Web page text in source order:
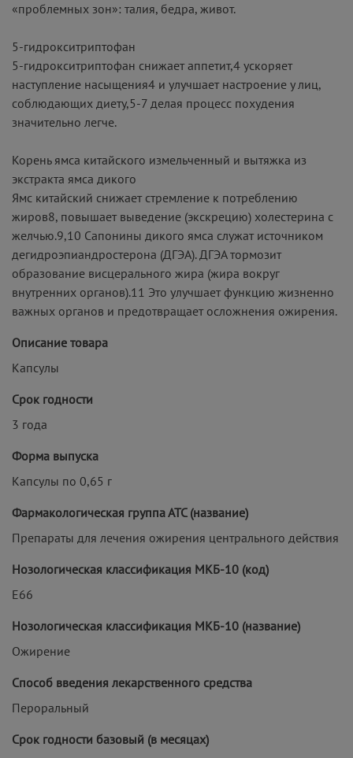
«проблемных зон»: талия, бедра, живот.
5-гидрокситриптофан
5-гидрокситриптофан снижает аппетит,4 ускоряет
наступление насыщения4 и улучшает настроение у лиц,
соблюдающих диету,5-7 делая процесс похудения
значительно легче.
Корень ямса китайского измельченный и вытяжка из
экстракта ямса дикого
Ямс китайский снижает стремление к потреблению
жиров8, повышает выведение (экскрецию) холестерина с
желчью.9,10 Сапонины дикого ямса служат источником
дегидроэпиандростерона (ДГЭА). ДГЭА тормозит
образование висцерального жира (жира вокруг
внутренних органов).11 Это улучшает функцию жизненно
важных органов и предотвращает осложнения ожирения.
Описание товара
Капсулы
Срок годности
3 года
Форма выпуска
Капсулы по 0,65 г
Фармакологическая группа АТС (название)
Препараты для лечения ожирения центрального действия
Нозологическая классификация МКБ-10 (код)
E66
Нозологическая классификация МКБ-10 (название)
Ожирение
Способ введения лекарственного средства
Пероральный
Срок годности базовый (в месяцах)